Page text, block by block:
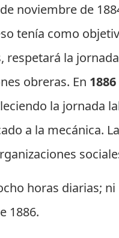
noviembre de
tenía como
respetará la
obreras. En 1886
la jornada
a la mecánica.
horas diarias;
1886.